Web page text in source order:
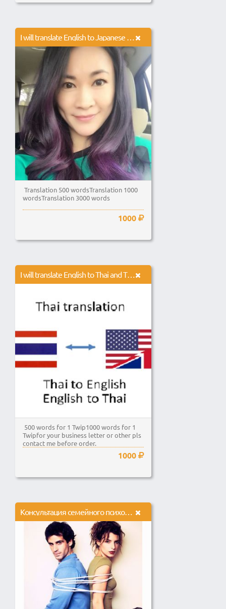
I will translate English to Japanese 500 words
Translation 500 wordsTranslation 1000
wordsTranslation 3000 words
1000
I will translate English to Thai and Thai to English
500 words for 1 Twip1000 words for 1
Twipfor your business letter or other pls
contact me before order.
1000
Консультация семейного психолога.